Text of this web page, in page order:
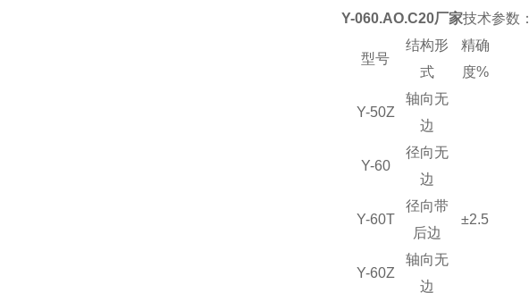
Y-060.AO.C20厂家技术参数：
型号
结构形
式
精确
度%
Y-50Z
轴向无
边
±2.5
Y-60
径向无
边
Y-60T
径向带
后边
Y-60Z
轴向无
边